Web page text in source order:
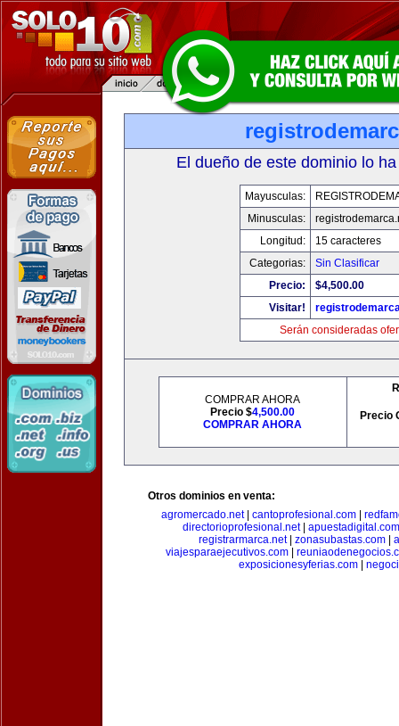
El dueño de este dominio lo
Mayusculas:
Minusculas:
Longitud:
15 caracteres
Categorias:
Sin Clasificar
Precio:
$4,500.00
Visitar!
Serán consideradas
COMPRAR AHORA
Precio $4,500.00
COMPRAR AHORA
Precio
Otros dominios en venta:
agromercado.net| cantoprofesional.com
directorioprofesional.net| apuestadigital.com
registrarmarca.net| zonasubastas.com|
viajesparaejecutivos.com|
exposicionesyferias.com